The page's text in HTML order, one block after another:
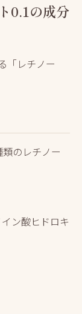
0.1の成分
「レチノー
のレチノー
ン酸ヒドロキ